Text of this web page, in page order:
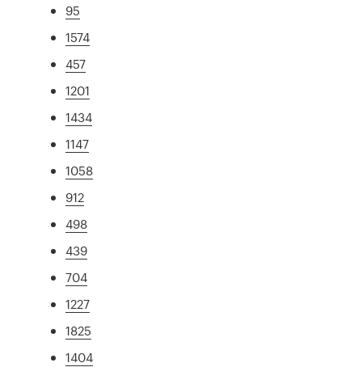
95
1574
457
1201
1434
1147
1058
912
498
439
704
1227
1825
1404